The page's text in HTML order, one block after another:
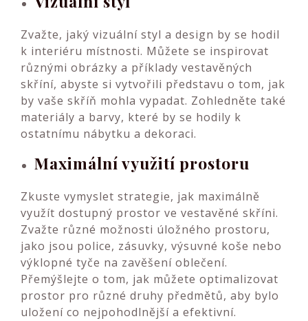
Zvažte, jaký vizuální styl a design by se hodil
k interiéru místnosti. Můžete se inspirovat
různými obrázky a příklady vestavěných
skříní, abyste si vytvořili představu o tom, jak
by vaše skříň mohla vypadat. Zohledněte také
materiály a barvy, které by se hodily k
ostatnímu nábytku a dekoraci.
Maximální využití prostoru
Zkuste vymyslet strategie, jak maximálně
využít dostupný prostor ve vestavěné skříni.
Zvažte různé možnosti úložného prostoru,
jako jsou police, zásuvky, výsuvné koše nebo
výklopné tyče na zavěšení oblečení.
Přemýšlejte o tom, jak můžete optimalizovat
prostor pro různé druhy předmětů, aby bylo
uložení co nejpohodlnější a efektivní.